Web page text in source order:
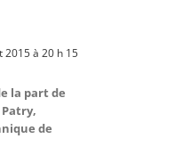
2015 à 20 h 15
la part de
de